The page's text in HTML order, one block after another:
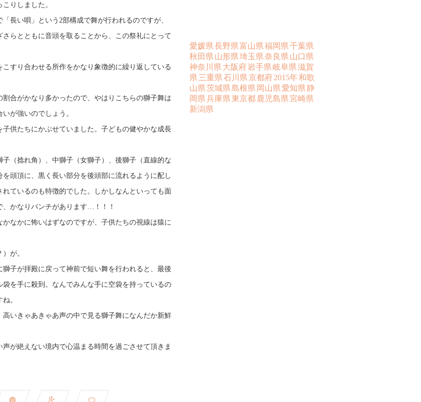
りしました。
長い唄」という2部構成で舞が行われるのですが、
らとともに音頭を取ることから、この祭礼にとって
すり合わせる所作をかなり象徴的に繰り返している
合がかなり多かったので、やはりこちらの獅子舞は
が強いのでしょう。
供たちにかぶせていました。子どもの健やかな成長
（捻れ角）、中獅子（女獅子）、後獅子（直線的な
頭頂に、黒く長い部分を後頭部に流れるように配し
ているのも特徴的でした。しかしなんといっても面
かなりパンチがあります…！！！
なかに怖いはずなのですが、子供たちの視線は猿に
が。
子が拝殿に戻って神前で短い舞を行われると、最後
を手に殺到。なんでみんな手に空袋を持っているの
。
いきゃあきゃあ声の中で見る獅子舞になんだか新鮮
が絶えない境内で心温まる時間を過ごさせて頂きま
愛媛県長野県富山県福岡県千葉県
秋田県 山形県埼玉県奈良県 山口県
神奈川県 大阪府岩手県岐阜県滋賀
県 三重県石川県京都府2015年和歌
山県茨城県島根県 岡山県愛知県静
岡県兵庫県東京都 鹿児島県宮崎県
新潟県